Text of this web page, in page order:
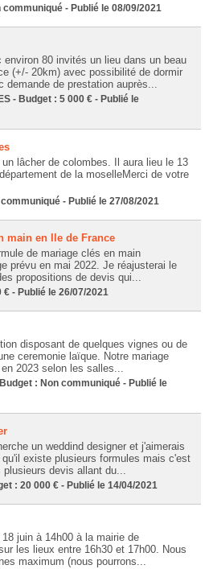
- Publié le 08/09/2021
environ 80 invités un lieu dans un beau
(+/- 20km) avec possibilité de dormir
de prestation auprès...
- Budget : 5 000 € - Publié le
lâcher de colombes. Il aura lieu le 13
de la moselleMerci de votre
- Publié le 27/08/2021
main en Ile de France
de mariage clés en main
prévu en mai 2022. Je réajusterai le
propositions de devis qui...
- Publié le 26/07/2021
disposant de quelques vignes ou de
ceremonie laïque. Notre mariage
2023 selon les salles...
: Non communiqué - Publié le
un weddind designer et j'aimerais
existe plusieurs formules mais c'est
devis allant du...
: 20 000 € - Publié le 14/04/2021
juin à 14h00 à la mairie de
les lieux entre 16h30 et 17h00. Nous
maximum (nous pourrons...